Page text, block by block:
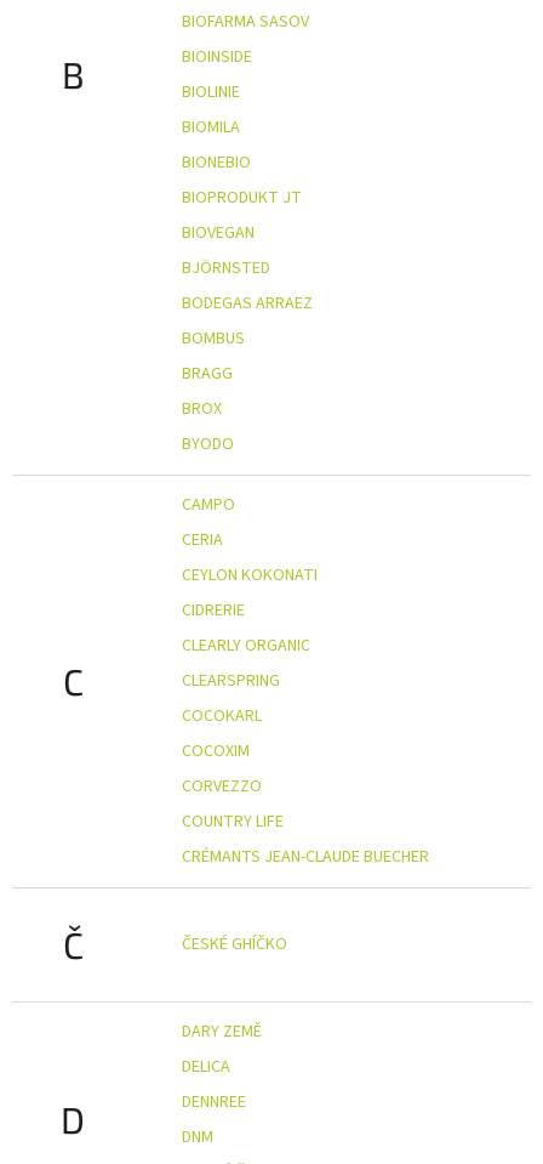
B
BIOFARMA SASOV
BIOINSIDE
BIOLINIE
BIOMILA
BIONEBIO
BIOPRODUKT JT
BIOVEGAN
BJÖRNSTED
BODEGAS ARRAEZ
BOMBUS
BRAGG
BROX
BYODO
C
CAMPO
CERIA
CEYLON KOKONATI
CIDRERIE
CLEARLY ORGANIC
CLEARSPRING
COCOKARL
COCOXIM
CORVEZZO
COUNTRY LIFE
CRÉMANTS JEAN-CLAUDE BUECHER
Č ČESKÉ GHÍČKO
D
DARY ZEMĚ
DELICA
DENNREE
DNM